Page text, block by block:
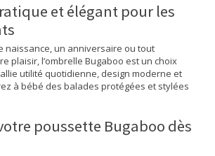
et élégant pour les
naissance, un anniversaire ou tout
plaisir, l’ombrelle Bugaboo est un choix
utilité quotidienne, design moderne et
à bébé des balades protégées et stylées
poussette Bugaboo dès